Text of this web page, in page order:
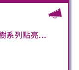
系列點亮...